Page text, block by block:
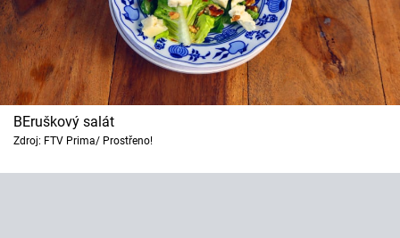
BEruškový salát
Zdroj: FTV Prima/ Prostřeno!